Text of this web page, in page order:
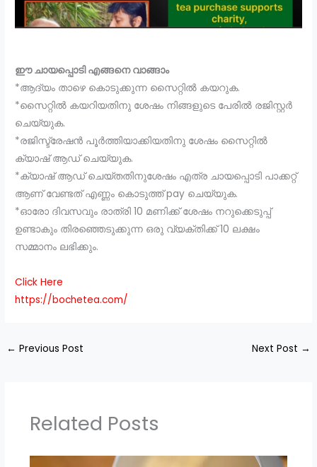
ഈ ചായപ്പൊടി എങ്ങനെ വാങ്ങാം
*ആദ്യം താഴെ കൊടുക്കുന്ന സൈറ്റിൽ കയറുക.
*സൈറ്റിൽ കയറിയതിനു ശേഷം നിങ്ങളുടെ പേരിൽ രജിസ്റ്റർ
ചെയ്യുക.
*രജിസ്ട്രേഷൻ പൂർത്തിയാക്കിയതിനു ശേഷം സൈറ്റിൽ
ക്യാഷ് ആഡ് ചെയ്യുക.
*ക്യാഷ് ആഡ് ചെയ്തതിനുശേഷം എത്ര ചായപ്പൊടി പാക്കറ്റ്
ആണ് വേണ്ടത് എണ്ണം കൊടുത്ത് pay ചെയ്യുക.
*ഓരോ ദിവസവും രാത്രി 10 മണിക്ക് ശേഷം നറുക്കെടുപ്പ്
ഉണ്ടാകും തിരഞ്ഞെടുക്കുന്ന ഒരു വ്യക്തിക്ക് 10 ലക്ഷം
സമ്മാനം ലഭിക്കും.
Click Here
https://bochetea.com/
← Previous Post Next Post →
Related Posts